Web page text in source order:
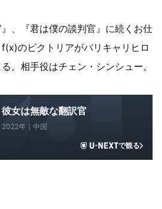
』、『君は僕の談判官』に続くお仕
のビクトリアがバリキャリヒロ
。相手役はチェン・シンシュー。
彼女は無敵な翻訳官
2022年｜中国
で観る